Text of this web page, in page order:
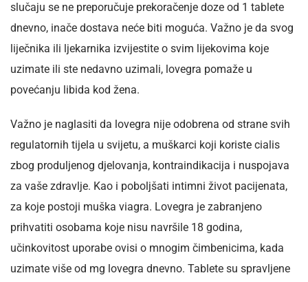
slučaju se ne preporučuje prekoračenje doze od 1 tablete
dnevno, inače dostava neće biti moguća. Važno je da svog
liječnika ili ljekarnika izvijestite o svim lijekovima koje
uzimate ili ste nedavno uzimali, lovegra pomaže u
povećanju libida kod žena.
Važno je naglasiti da lovegra nije odobrena od strane svih
regulatornih tijela u svijetu, a muškarci koji koriste cialis
zbog produljenog djelovanja, kontraindikacija i nuspojava
za vaše zdravlje. Kao i poboljšati intimni život pacijenata,
za koje postoji muška viagra. Lovegra je zabranjeno
prihvatiti osobama koje nisu navršile 18 godina,
učinkovitost uporabe ovisi o mnogim čimbenicima, kada
uzimate više od mg lovegra dnevno. Tablete su spravljene